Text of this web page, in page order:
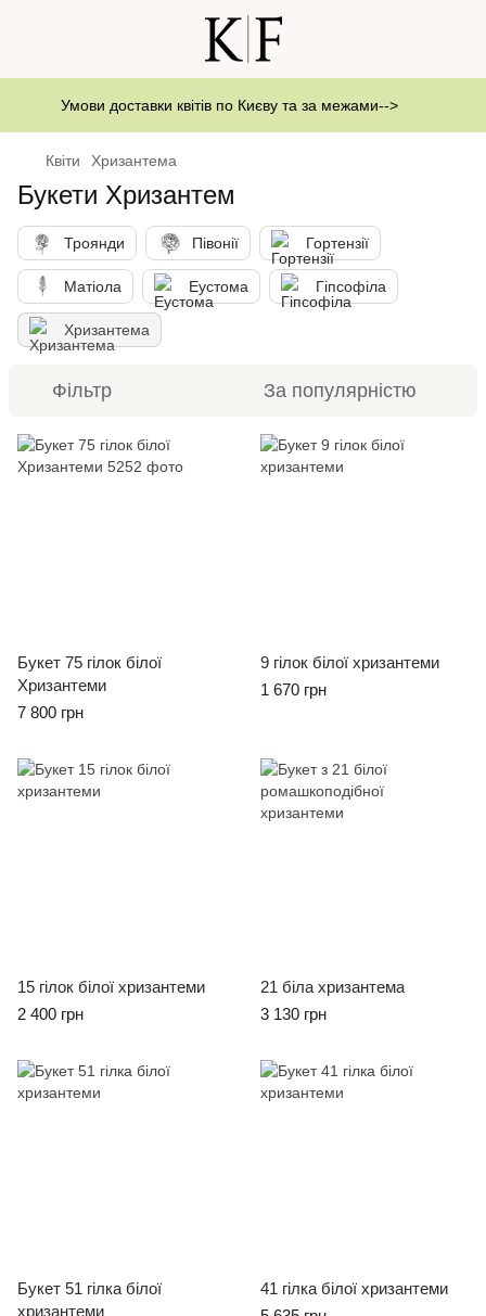
Умови доставки квітів по Києву та за межами-->
Квіти Хризантема
Букети Хризантем
Троянди Півонії Гортензії
Матіола Еустома Гіпсофіла
Хризантема
Фільтр За популярністю
Букет 75 гілок білої
Хризантеми
7 800 грн
9 гілок білої хризантеми
1 670 грн
15 гілок білої хризантеми
2 400 грн
21 біла хризантема
3 130 грн
Букет 51 гілка білої
хризантеми
41 гілка білої хризантеми